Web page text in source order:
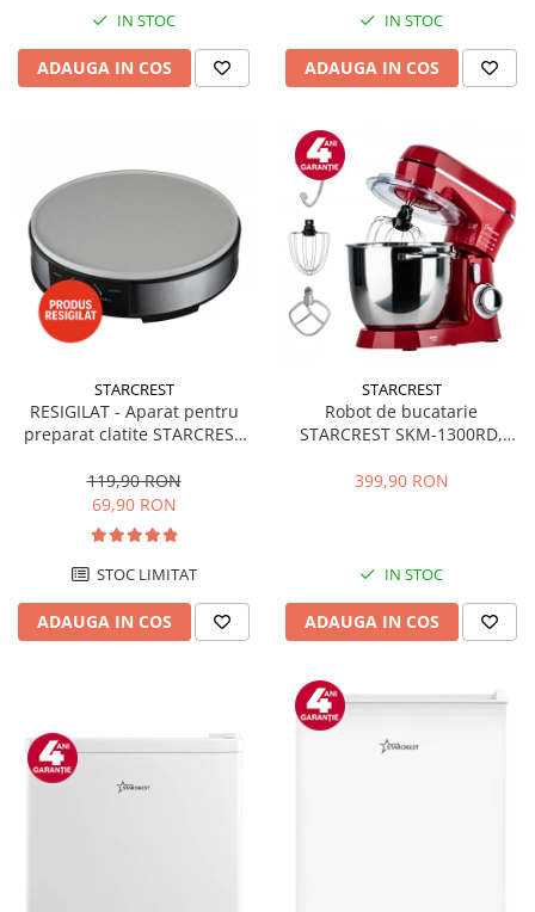
IN STOC
ADAUGA IN COS
IN STOC
ADAUGA IN COS
STARCREST
RESIGILAT - Aparat pentru
preparat clatite STARCREST
invelis ceramic antiaderent,
30 cm, Inox / Negru
119,90 RON
69,90 RON
STOC LIMITAT
ADAUGA IN COS
STARCREST
Robot de bucatarie
STARCREST SKM-1300RD,
Accesorii, 10 Viteze + Pulse,
399,90 RON
IN STOC
ADAUGA IN COS